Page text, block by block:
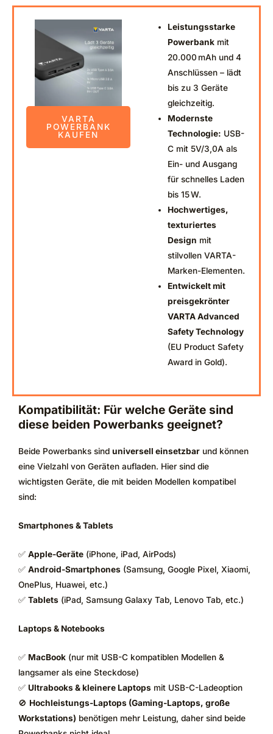
VARTA
POWERBANK
KAUFEN
Leistungsstarke
Powerbank mit
20.000 mAh und 4
Anschlüssen – lädt
bis zu 3 Geräte
gleichzeitig.
Modernste
Technologie: USB-
C mit 5V/3,0A als
Ein- und Ausgang
für schnelles Laden
bis 15 W.
Hochwertiges,
texturiertes
Design mit
stilvollen VARTA-
Marken-Elementen.
Entwickelt mit
preisgekrönter
VARTA Advanced
Safety Technology
(EU Product Safety
Award in Gold).
Kompatibilität: Für welche Geräte sind
diese beiden Powerbanks geeignet?
Beide Powerbanks sind universell einsetzbar und können
eine Vielzahl von Geräten aufladen. Hier sind die
wichtigsten Geräte, die mit beiden Modellen kompatibel
sind:
Smartphones & Tablets
✅ Apple-Geräte (iPhone, iPad, AirPods)
✅ Android-Smartphones (Samsung, Google Pixel, Xiaomi,
OnePlus, Huawei, etc.)
✅ Tablets (iPad, Samsung Galaxy Tab, Lenovo Tab, etc.)
Laptops & Notebooks
✅ MacBook (nur mit USB-C kompatiblen Modellen &
langsamer als eine Steckdose)
✅ Ultrabooks & kleinere Laptops mit USB-C-Ladeoption
🚫 Hochleistungs-Laptops (Gaming-Laptops, große
Workstations) benötigen mehr Leistung, daher sind beide